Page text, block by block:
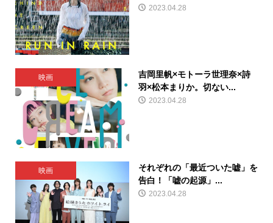
2023.04.28
映画
吉岡里帆×モトーラ世理奈×詩
羽×松本まりか。切ない...
2023.04.28
映画
それぞれの「最近ついた嘘」を
告白！「嘘の起源」...
2023.04.28